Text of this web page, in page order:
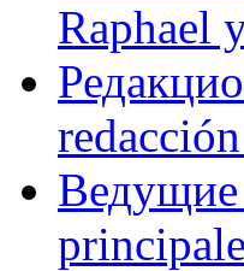
Raphael
Ведущие